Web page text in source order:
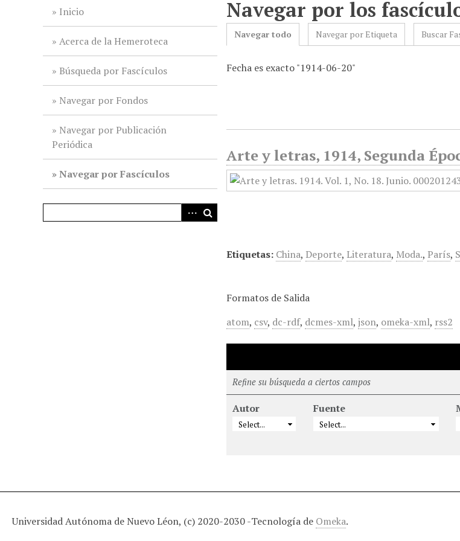
Inicio
Acerca de la Hemeroteca
Búsqueda por Fascículos
Navegar por Fondos
Navegar por Publicación
Periódica
Navegar por Fascículos
Navegar por los
Navegar todo Navegar por Etiqueta Buscar
Fecha es exacto "1914-06-20"
Arte y letras, 1914, Segunda
Etiquetas: China, Deporte, Literatura, Moda., París,
Formatos de Salida
atom, csv, dc-rdf, dcmes-xml,json, omeka-xml, rss2
Refine su búsqueda a ciertos campos
Autor Fuente
Universidad Autónoma de Nuevo Léon, (c) 2020-2030 -Tecnología de Omeka.